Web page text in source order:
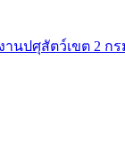
นปศุสัตว์เขต 2 ก